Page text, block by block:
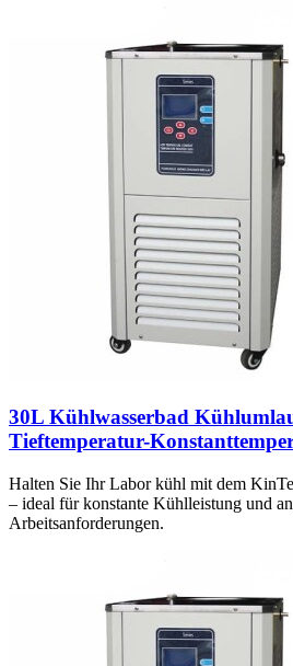
30L Kühlwasserbad
Tieftemperatur-
Halten Sie Ihr Labor kühl mit dem
– ideal für konstante Kühlleistung und
Arbeitsanforderungen.